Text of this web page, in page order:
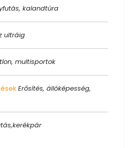
kalandtúra
ultráig
multisportok
Erősítés, állóképesség,